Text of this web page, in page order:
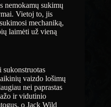
nemokamų sukimų
Vietoj to, jis
mechaniką,
laimėti už vieną
sukonstruotas
vaizdo lošimų
nei paprastas
ir vidutinio
o Jack Wild